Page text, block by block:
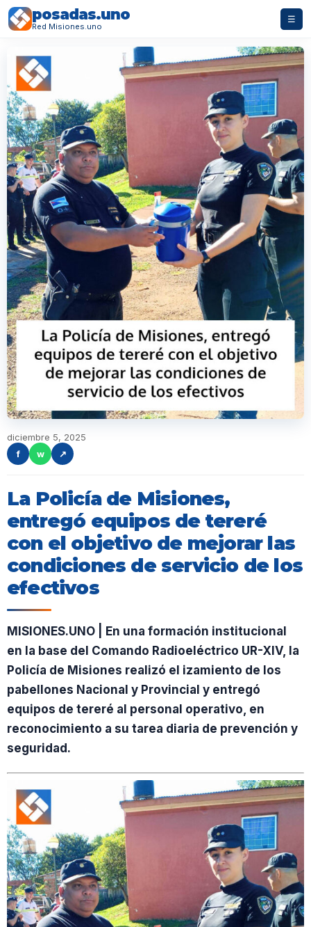
posadas.uno
Red Misiones.uno
☰
diciembre 5, 2025
f
w ↗
La Policía de Misiones,
entregó equipos de tereré
con el objetivo de mejorar las
condiciones de servicio de los
efectivos
MISIONES.UNO | En una formación institucional
en la base del Comando Radioeléctrico UR-XIV, la
Policía de Misiones realizó el izamiento de los
pabellones Nacional y Provincial y entregó
equipos de tereré al personal operativo, en
reconocimiento a su tarea diaria de prevención y
seguridad.